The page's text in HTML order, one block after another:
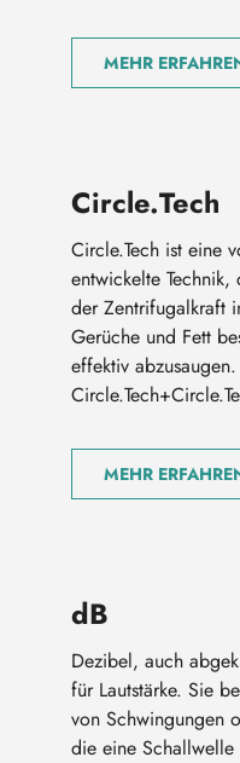
MEHR
Circle.Tech
Circle.Tech ist eine
entwickelte Technik,
der Zentrifugalkraft
Gerüche und Fett
effektiv abzusaugen.
MEHR
dB
Dezibel, auch
für Lautstärke. Sie
von Schwingungen
die eine